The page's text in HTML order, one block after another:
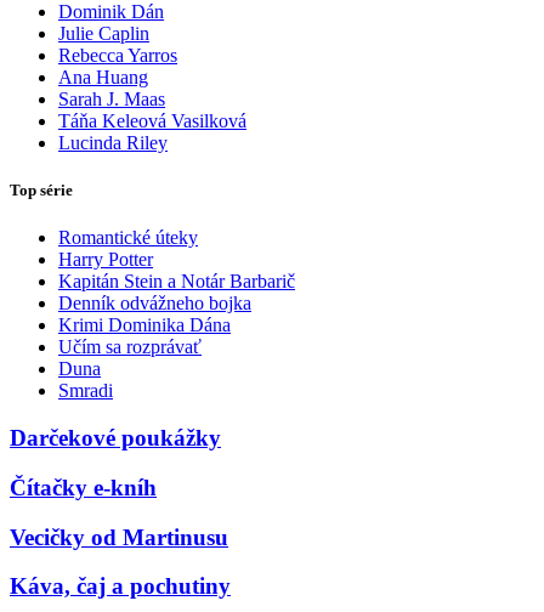
Dominik Dán
Julie Caplin
Rebecca Yarros
Ana Huang
Sarah J. Maas
Táňa Keleová Vasilková
Lucinda Riley
Top série
Romantické úteky
Harry Potter
Kapitán Stein a Notár Barbarič
Denník odvážneho bojka
Krimi Dominika Dána
Učím sa rozprávať
Duna
Smradi
Darčekové poukážky
Čítačky e-kníh
Vecičky od Martinusu
Káva, čaj a pochutiny